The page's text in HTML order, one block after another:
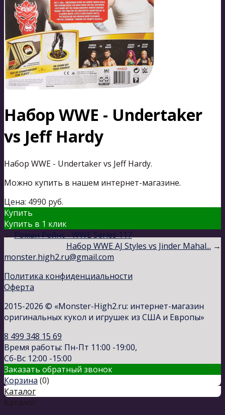
Набор WWE - Undertaker
vs Jeff Hardy
Набор WWE - Undertaker vs Jeff Hardy.
Можно купить в нашем интернет-магазине.
Цена: 4990 руб.
Купить
Купить в 1 клик
←Роман Рейнс - WWE Series 117
Набор WWE AJ Styles vs Jinder Mahal... →
monster.high2.ru@gmail.com
Политика конфиденциальности
Оферта
2015-2026 © «Monster-High2.ru: интернет-магазин
оригинальных кукол и игрушек из США и Европы»
8 499 348 15 69
Время работы: Пн-Пт 11:00 -19:00,
Сб-Вс 12:00 -15:00
Заказать обратный звонок
Корзина (0)
Каталог
Каталог